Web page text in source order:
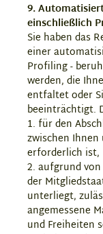
9.
einschließlich
Sie haben das
einer
Profiling -
werden, die
entfaltet oder
beeinträchtigt.
1. für den
zwischen
erforderlich ist,
2. aufgrund
der
unterliegt,
angemessene
und Freiheiten